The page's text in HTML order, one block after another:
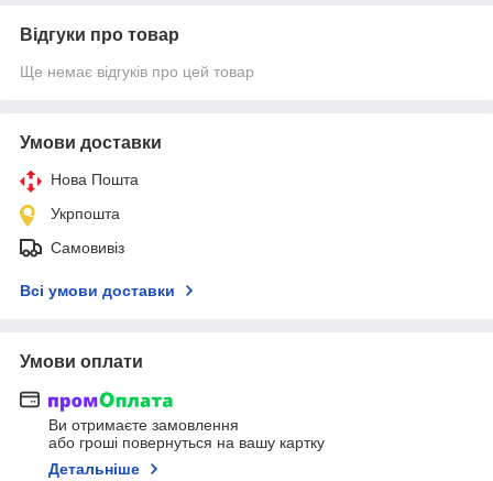
Відгуки про товар
Ще немає відгуків про цей товар
Умови доставки
Нова Пошта
Укрпошта
Самовивіз
Всі умови доставки
Умови оплати
Ви отримаєте замовлення
або гроші повернуться на вашу картку
Детальніше